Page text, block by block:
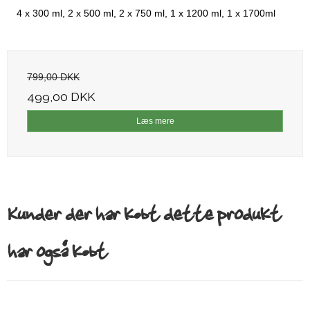
4 x 300 ml, 2 x 500 ml, 2 x 750 ml, 1 x 1200 ml, 1 x 1700ml
799,00 DKK
499,00 DKK
Læs mere
Kunder der har købt dette produkt
har også købt